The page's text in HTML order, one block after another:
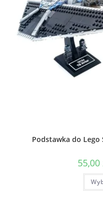
Podstawka do Lego
55,00